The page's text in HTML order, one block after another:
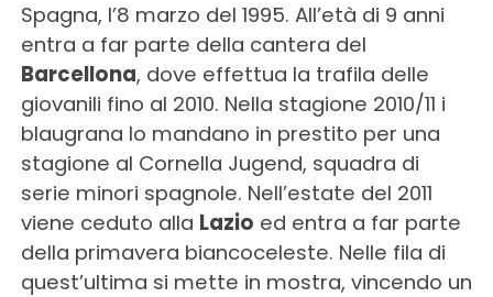
Spagna, l’8 marzo del 1995. All’età di 9 anni
entra a far parte della cantera del
Barcellona, dove effettua la trafila delle
giovanili fino al 2010. Nella stagione 2010/11 i
blaugrana lo mandano in prestito per una
stagione al Cornella Jugend, squadra di
serie minori spagnole. Nell’estate del 2011
viene ceduto alla Lazio ed entra a far parte
della primavera biancoceleste. Nelle fila di
quest’ultima si mette in mostra, vincendo un